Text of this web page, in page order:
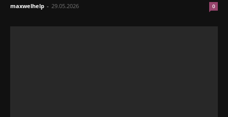
maxwelhelp - 29.05.2026 0